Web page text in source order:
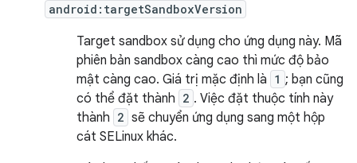
android:targetSandboxVersion
Target sandbox sử dụng cho ứng dụng này. Mã
phiên bản sandbox càng cao thì mức độ bảo
mật càng cao. Giá trị mặc định là 1 ; bạn cũng
có thể đặt thành 2 . Việc đặt thuộc tính này
thành 2 sẽ chuyển ứng dụng sang một hộp
cát SELinux khác.